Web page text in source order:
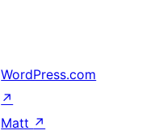
WordPress.com
↗
Matt ↗